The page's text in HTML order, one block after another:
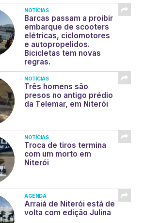
NOTÍCIAS
Barcas passam a proibir
embarque de scooters
elétricas, ciclomotores
e autopropelidos.
Bicicletas tem novas
regras.
NOTÍCIAS
Três homens são
presos no antigo prédio
da Telemar, em Niterói
NOTÍCIAS
Troca de tiros termina
com um morto em
Niterói
AGENDA
Arraiá de Niterói está de
volta com edição Julina